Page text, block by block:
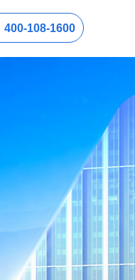
400-108-1600